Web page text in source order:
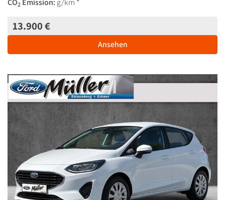
CO2 Emission: g/km *
13.900 €
Ansehen